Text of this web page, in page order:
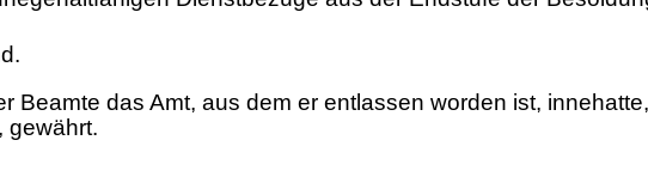
Beamte das Amt, aus dem er entlassen worden ist,
gewährt.